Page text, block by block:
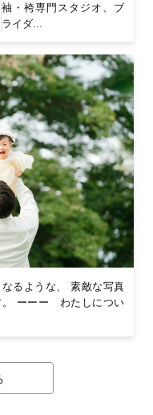
袖・袴専門スタジオ、ブ
ライダ...
るような、 素敵な写真
。 ーーー わたしについ